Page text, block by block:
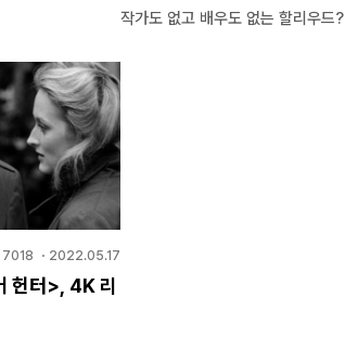
작가도 없고 배우도 없는 할리우드?
7018 ・ 2022.05.17
헌터>, 4K 리